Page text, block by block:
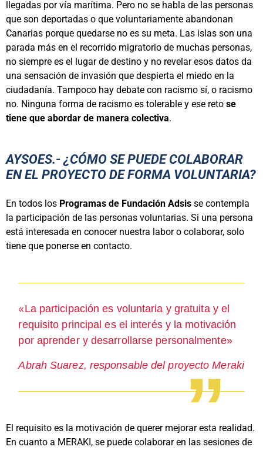
llegadas por vía marítima. Pero no se habla de las personas
que son deportadas o que voluntariamente abandonan
Canarias porque quedarse no es su meta. Las islas son una
parada más en el recorrido migratorio de muchas personas,
no siempre es el lugar de destino y no revelar esos datos da
una sensación de invasión que despierta el miedo en la
ciudadanía. Tampoco hay debate con racismo sí, o racismo
no. Ninguna forma de racismo es tolerable y ese reto se
tiene que abordar de manera colectiva.
AYSOES.- ¿CÓMO SE PUEDE COLABORAR
EN EL PROYECTO DE FORMA VOLUNTARIA?
En todos los Programas de Fundación Adsis se contempla
la participación de las personas voluntarias. Si una persona
está interesada en conocer nuestra labor o colaborar, solo
tiene que ponerse en contacto.
«La participación es voluntaria y gratuita y el
requisito principal es el interés y la motivación
por aprender y desarrollarse personalmente»
Abrah Suarez, responsable del proyecto Meraki
El requisito es la motivación de querer mejorar esta realidad.
En cuanto a MERAKI, se puede colaborar en las sesiones de